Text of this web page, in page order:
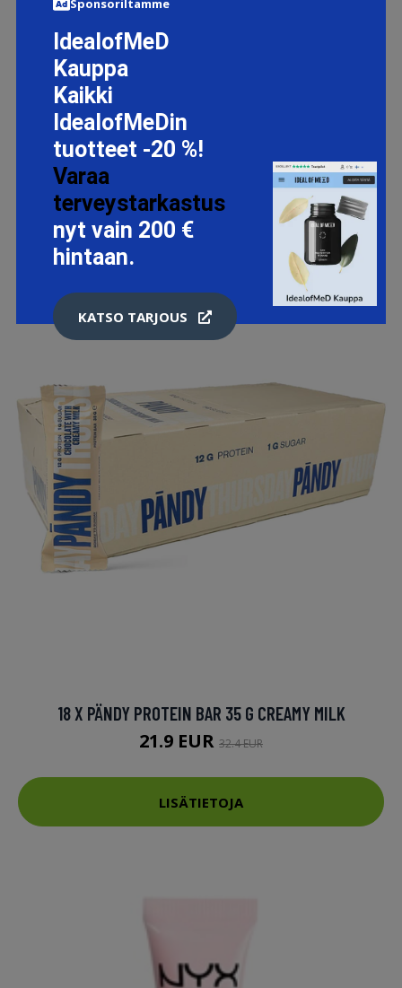
PERFECT LIPLINER, 200 BARE BEAUTY
8.78 EUR
LISÄTIETOJA
18 X PÄNDY PROTEIN BAR 35 G CREAMY MILK
21.9 EUR 32.4 EUR
LISÄTIETOJA
Sponsoriltamme
IdealofMeD
Kauppa
Kaikki
IdealofMeDin
tuotteet -20 %!
Varaa
terveystarkastus
nyt vain 200 €
hintaan.
KATSO TARJOUS